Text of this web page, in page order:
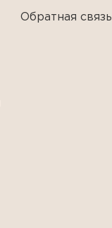
Обратная связь